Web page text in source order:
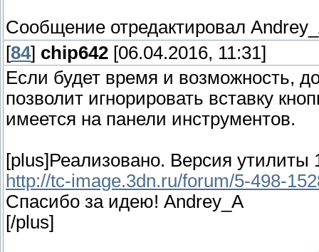
Сообщение отредактировал
[84] chip642 [06.04.2016, 11:31]
Если будет время и возможность,
позволит игнорировать вставку
имеется на панели инструментов.
[plus]Реализовано. Версия утилиты
http://tc-image.3dn.ru/forum/5-498-
Спасибо за идею! Andrey_A
[/plus]